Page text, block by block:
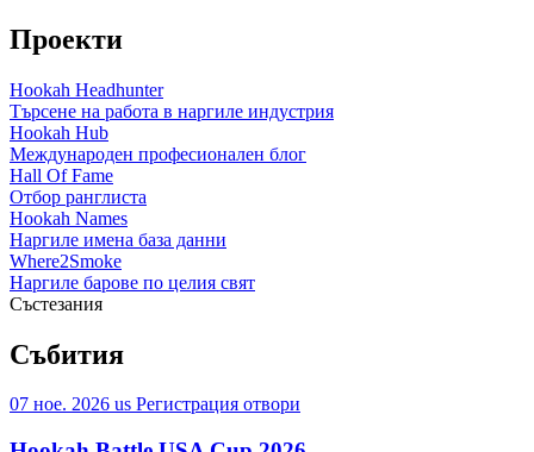
Проекти
Hookah Headhunter
Търсене на работа в наргиле индустрия
Hookah Hub
Международен професионален блог
Hall Of Fame
Отбор ранглиста
Hookah Names
Наргиле имена база данни
Where2Smoke
Наргиле барове по целия свят
Състезания
Събития
07 ное. 2026 us Регистрация отвори